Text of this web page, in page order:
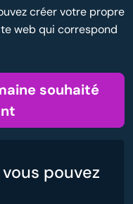
créer votre propre
web qui correspond
souhaité
pouvez